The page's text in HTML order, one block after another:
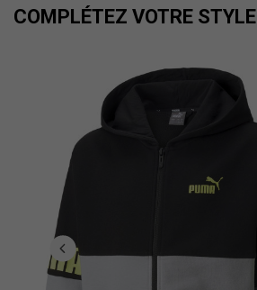
COMPLÉTEZ VOTRE STYLE